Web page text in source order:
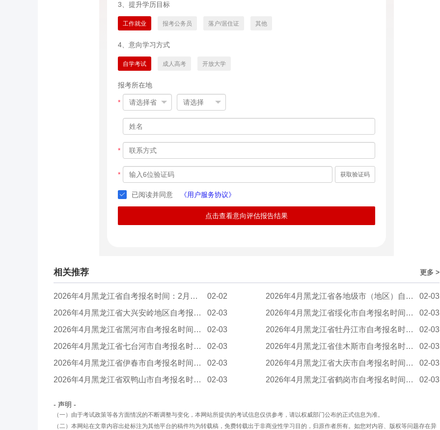
3、提升学历目标
工作就业 报考公务员 落户/居住证 其他
4、意向学习方式
自学考试 成人高考 开放大学
报考所在地
*
*
* 获取验证码
已阅读并同意 《用户服务协议》
点击查看意向评估报告结果
更多 >
相关推荐
02-02
2026年4月黑龙江省自考报名时间：2月25日至3月9... 02-03
2026年4月黑龙江省各地级市（地区）自学考试报...
02-03
2026年4月黑龙江省大兴安岭地区自考报名时间：2... 02-03
2026年4月黑龙江省绥化市自考报名时间：2月25日...
02-03
2026年4月黑龙江省黑河市自考报名时间：2月25日... 02-03
2026年4月黑龙江省牡丹江市自考报名时间：2月25...
02-03
2026年4月黑龙江省七台河市自考报名时间：2月25... 02-03
2026年4月黑龙江省佳木斯市自考报名时间：2月25...
02-03
2026年4月黑龙江省伊春市自考报名时间：2月25日... 02-03
2026年4月黑龙江省大庆市自考报名时间：2月25日...
02-03
2026年4月黑龙江省双鸭山市自考报名时间：2月25... 02-03
2026年4月黑龙江省鹤岗市自考报名时间：2月25日...
- 声明 -
（一）由于考试政策等各方面情况的不断调整与变化，本网站所提供的考试信息仅供参考，请以权威部门公布的正式信息为准。
（二）本网站在文章内容出处标注为其他平台的稿件均为转载稿，免费转载出于非商业性学习目的，归原作者所有。如您对内容、版权等问题存在异